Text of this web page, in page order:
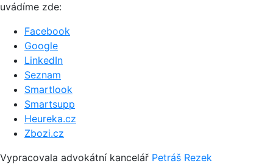
uvádíme zde:
Facebook
Google
LinkedIn
Seznam
Smartlook
Smartsupp
Heureka.cz
Zbozi.cz
Vypracovala advokátní kancelář Petráš Rezek